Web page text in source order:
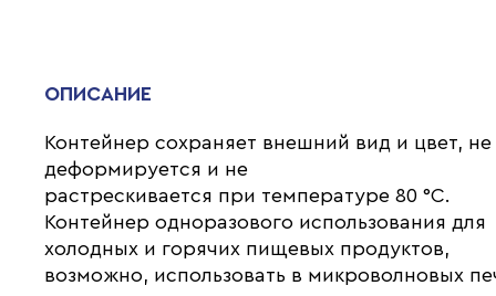
ОПИСАНИЕ
Контейнер сохраняет внешний вид и цвет, не
деформируется и не
растрескивается при температуре 80 °С.
Контейнер одноразового использования для
холодных и горячих пищевых продуктов,
возможно, использовать в микроволновых